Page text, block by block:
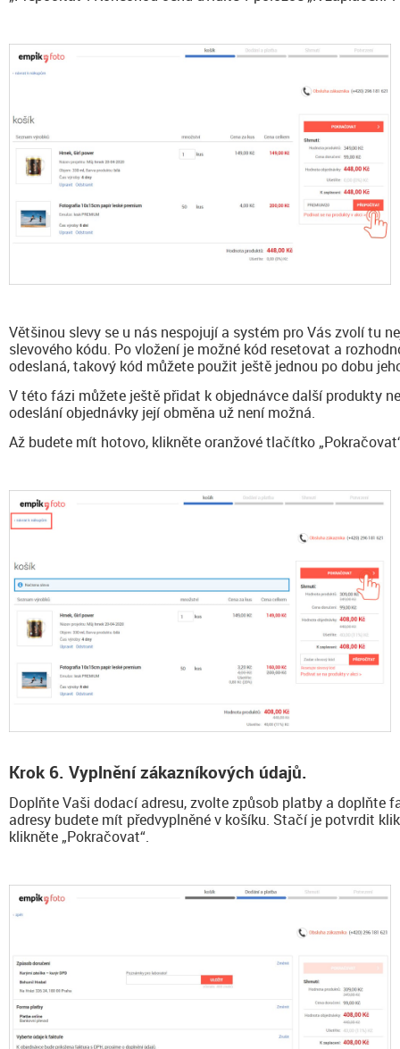
Většinou slevy se u nás nespojují a systém pro Vás zvolí tu
slevového kódu. Po vložení je možné kód resetovat a
odeslaná, takový kód můžete použit ještě jednou po dobu
V této fázi můžete ještě přidat k objednávce další produkty
odeslání objednávky její obměna už není možná.
Až budete mít hotovo, klikněte oranžové tlačítko
Krok 6. Vyplnění zákazníkových údajů.
Doplňte Vaši dodací adresu, zvolte způsob platby a doplňte
adresy budete mít předvyplněné v košíku. Stačí je potvrdit
klikněte „Pokračovat“.